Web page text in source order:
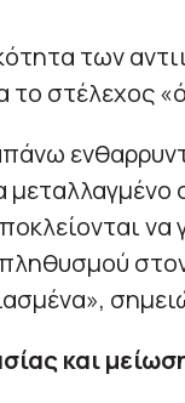
των
το στέλεχος
να
και